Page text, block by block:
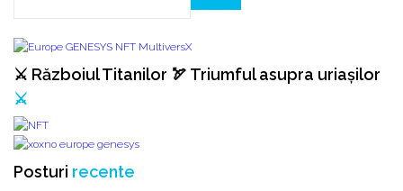
⚔️ Războiul Titanilor 🏹 Triumful asupra uriașilor
⚔️
Posturi recente